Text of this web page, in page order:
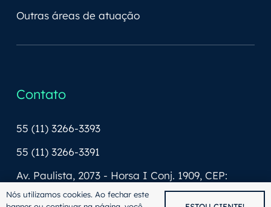
Outras áreas de atuação
Contato
55 (11) 3266-3393
55 (11) 3266-3391
Av. Paulista, 2073 - Horsa I Conj. 1909, CEP:
01311-940
Nós utilizamos cookies. Ao fechar este